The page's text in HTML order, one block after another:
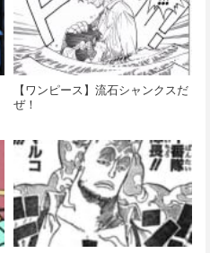
【ワンピース】流石シャンクスだ
ぜ！